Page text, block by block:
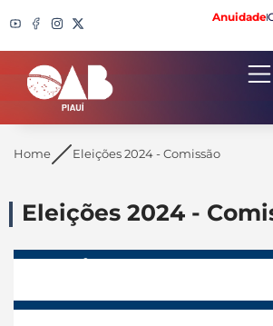
Anuidade
Search
Home Eleições 2024 - Comissão
Eleições 2024 -
Eleições 2024